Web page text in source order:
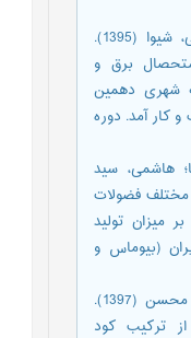
قوامی، باقر؛ راستگو، حمید؛ عسگریی، شیوا (1395).
برق و
شهری دهمین
کار آمد. دوره
هاشمی، سید
مختلف فضولات
میزان تولید
(بیوماس و
محمدی مجد، جبار؛ خدابخشی پور، محسن (1397).
ترکیب کود